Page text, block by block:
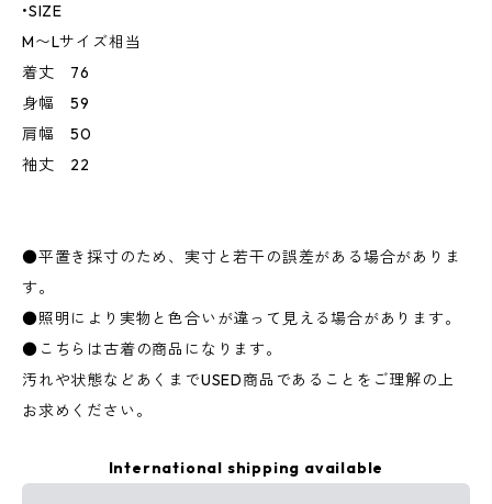
•SIZE
M〜Lサイズ相当
着丈 76
身幅 59
肩幅 50
袖丈 22
●平置き採寸のため、実寸と若干の誤差がある場合がありま
す。
●照明により実物と色合いが違って見える場合があります。
●こちらは古着の商品になります。
汚れや状態などあくまでUSED商品であることをご理解の上
お求めください。
International shipping available